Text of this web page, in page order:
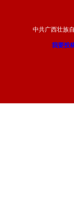
中共广西壮族
我要投